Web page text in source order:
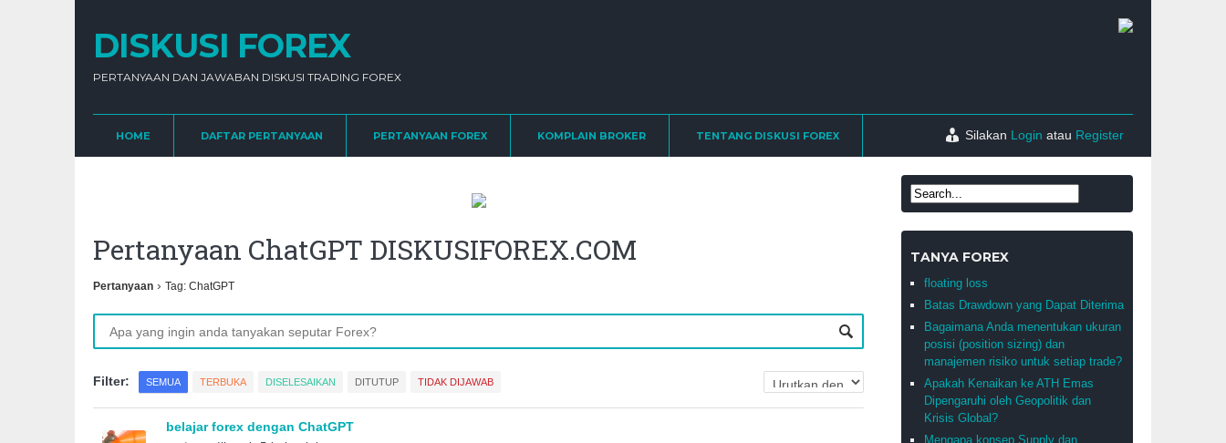
DISKUSI FOREX
PERTANYAAN DAN JAWABAN DISKUSI TRADING FOREX
HOME DAFTAR PERTANYAAN PERTANYAAN FOREX KOMPLAIN BROKER TENTANG DISKUSI FOREX Silakan Login atau Register
Pertanyaan ChatGPT DISKUSIFOREX.COM
Pertanyaan › Tag: ChatGPT
Filter: SEMUA TERBUKA DISELESAIKAN DITUTUP TIDAK DIJAWAB
belajar forex dengan ChatGPT
TANYA FOREX
floating loss
Batas Drawdown yang Dapat Diterima
Bagaimana Anda menentukan ukuran
posisi (position sizing) dan
manajemen risiko untuk setiap trade?
Apakah Kenaikan ke ATH Emas
Dipengaruhi oleh Geopolitik dan
Krisis Global?
Mengapa konsep Supply dan